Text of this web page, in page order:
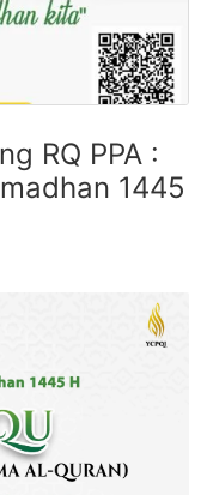
RQ PPA :
1445